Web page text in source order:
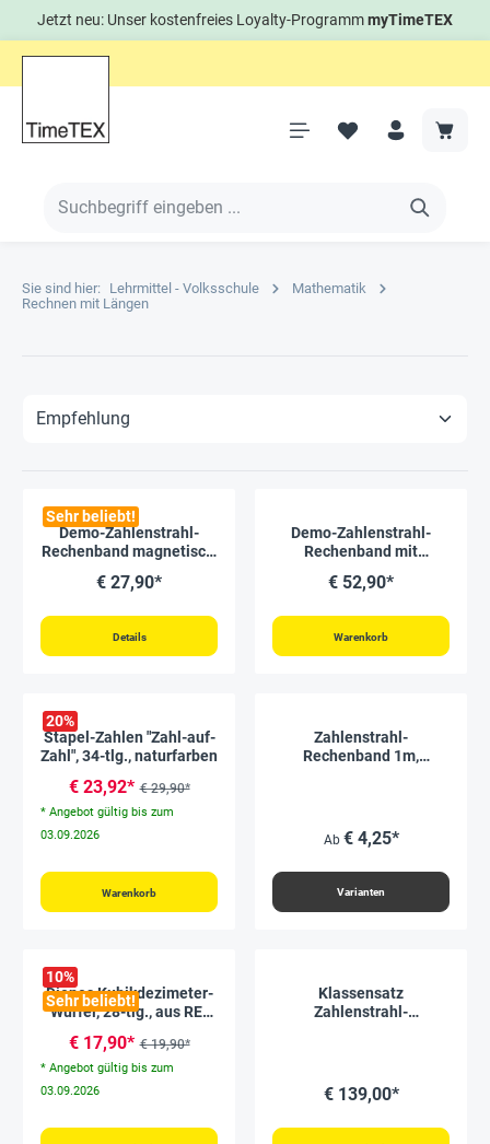
Jetzt neu: Unser kostenfreies Loyalty-ProgrammmyTimeTEX
Sie sind hier: Lehrmittel - Volksschule
Mathematik
Rechnen mit Längen
Sehr beliebt!
Demo-Zahlenstrahl-
Rechenband magnetisch,
€ 27,90*
Details
Demo-Zahlenstrahl-
Rechenband mit
1.000
€ 52,90*
Warenkorb
20%
Stapel-Zahlen "Zahl-auf-
Zahl", 34-tlg., naturfarben
€ 23,92* € 29,90*
* Angebot gültig bis zum
03.09.2026
Warenkorb
Zahlenstrahl-
Rechenband 1m,
Ab € 4,25*
Varianten
10%
Sehr beliebt!
Dienes Kubikdezimeter-
Würfel, 28-tlg., aus RE-
€ 17,90* € 19,90*
* Angebot gültig bis zum
03.09.2026
Klassensatz
Zahlenstrahl-
€ 139,00*